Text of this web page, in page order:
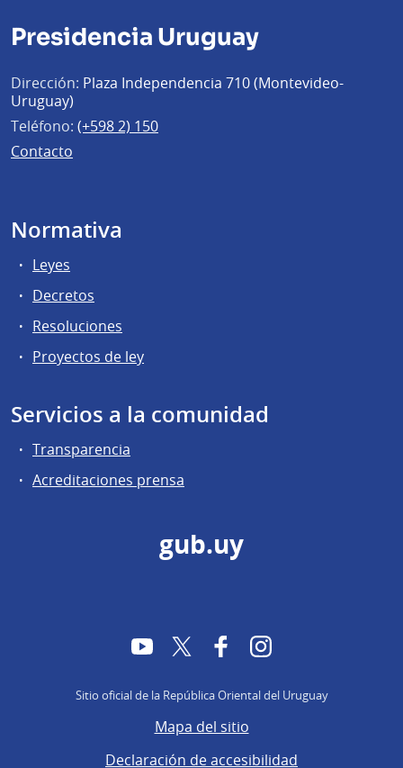
Presidencia Uruguay
Dirección: Plaza Independencia 710 (Montevideo-
Uruguay)
Teléfono: (+598 2) 150
Contacto
Normativa
Leyes
Decretos
Resoluciones
Proyectos de ley
Servicios a la comunidad
Transparencia
Acreditaciones prensa
gub.uy
YouTubeTwitter FacebookInstagram
Sitio oficial de la República Oriental del Uruguay
Mapa del sitio
Declaración de accesibilidad